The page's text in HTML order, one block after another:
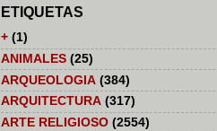
ETIQUETAS
+ (1)
ANIMALES (25)
ARQUEOLOGIA (384)
ARQUITECTURA (317)
ARTE RELIGIOSO (2554)